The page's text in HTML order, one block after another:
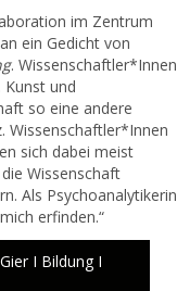
im Zentrum
ein Gedicht von
. Wissenschaftler*Innen
Kunst und
so eine andere
Wissenschaftler*Innen
sich dabei meist
Wissenschaft
Als Psychoanalytikerin
erfinden.“
I Bildung I